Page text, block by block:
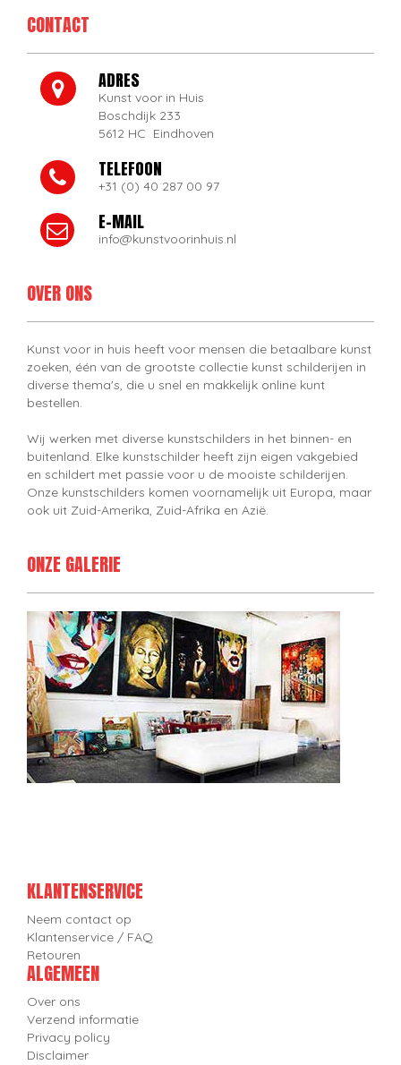
CONTACT
ADRES
Kunst voor in Huis
Boschdijk 233
5612 HC Eindhoven
TELEFOON
+31 (0) 40 287 00 97
E-MAIL
info@kunstvoorinhuis.nl
OVER ONS
Kunst voor in huis heeft voor mensen die betaalbare kunst
zoeken, één van de grootste collectie kunst schilderijen in
diverse thema's, die u snel en makkelijk online kunt
bestellen.
Wij werken met diverse kunstschilders in het binnen- en
buitenland. Elke kunstschilder heeft zijn eigen vakgebied
en schildert met passie voor u de mooiste schilderijen.
Onze kunstschilders komen voornamelijk uit Europa, maar
ook uit Zuid-Amerika, Zuid-Afrika en Azië.
ONZE GALERIE
KLANTENSERVICE
Neem contact op
Klantenservice / FAQ
Retouren
ALGEMEEN
Over ons
Verzend informatie
Privacy policy
Disclaimer